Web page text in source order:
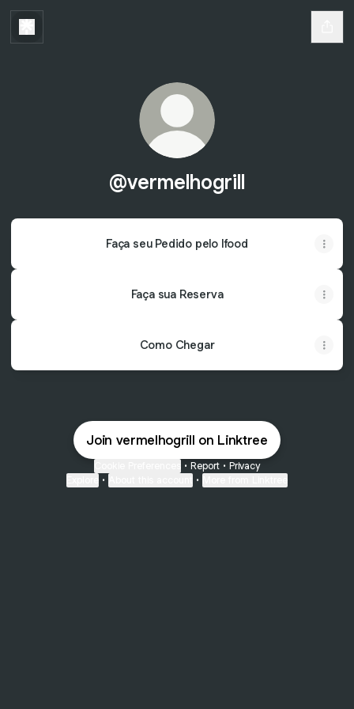
@vermelhogrill
Faça seu Pedido pelo Ifood
Faça sua Reserva
Como Chegar
Join vermelhogrill on Linktree
• Report • Privacy
• •